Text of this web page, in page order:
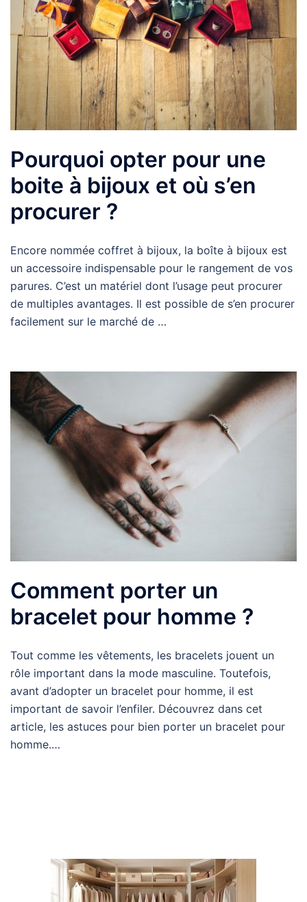
Pourquoi opter pour une
boite à bijoux et où s’en
procurer ?
Encore nommée coffret à bijoux, la boîte à bijoux est
un accessoire indispensable pour le rangement de vos
parures. C’est un matériel dont l’usage peut procurer
de multiples avantages. Il est possible de s’en procurer
facilement sur le marché de …
Comment porter un
bracelet pour homme ?
Tout comme les vêtements, les bracelets jouent un
rôle important dans la mode masculine. Toutefois,
avant d’adopter un bracelet pour homme, il est
important de savoir l’enfiler. Découvrez dans cet
article, les astuces pour bien porter un bracelet pour
homme.…